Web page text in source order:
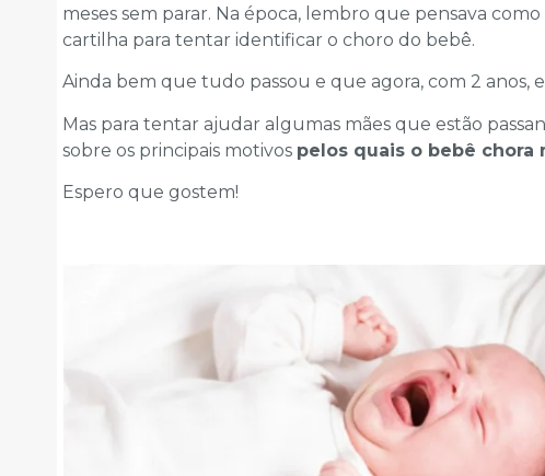
meses sem parar. Na época, lembro que pensava
cartilha para tentar identificar o choro do bebê.
Ainda bem que tudo passou e que agora, com 2 anos,
Mas para tentar ajudar algumas mães que estão
sobre os principais motivos pelos quais o bebê chora
Espero que gostem!